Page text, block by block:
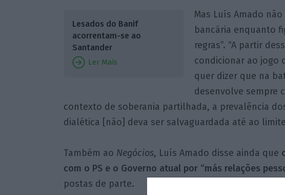
Lesados do Banif
acorrentam-se ao
Santander
Ler Mais
Mas Luís Amado
bancária enquanto
regras”. “A partir
condicionar ao jogo
quer dizer que na
desenvolve sempre
contexto de soberania partilhada, a prevalência
dialética [não] deva ser salvaguardada até ao
Também ao Negócios, Luís Amado disse ainda que
com o PS e o Governo atual por “más relações
postas de parte.